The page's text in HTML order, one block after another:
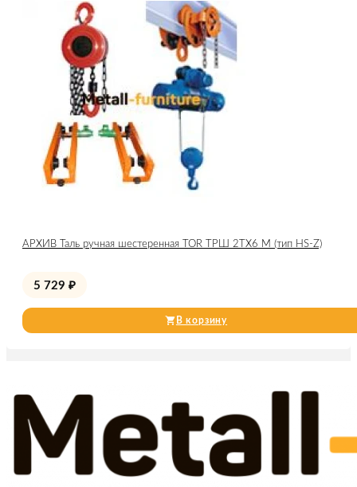
АРХИВ Таль ручная шестеренная TOR ТРШ 2ТХ6 М (тип HS-Z)
5 729 ₽
В корзину